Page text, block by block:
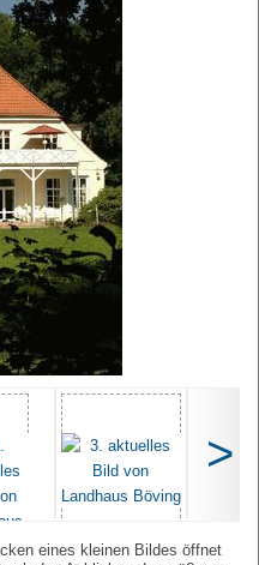
>
eines kleinen Bildes öffnet